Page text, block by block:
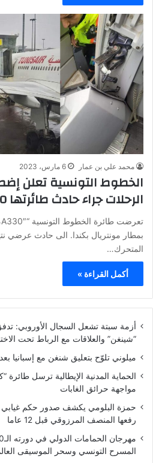
محمد علي بن عمار 6 مارس، 2023
الخطوط التونسية تعلن
الرحلات جراء حادث طائرتها A330 بمونريال
بمطار مونتريال بكندا. الى حادث عرضي
المتحرك…
أكمل القراءة »
أزمة سبتة تشعل السجال الأوروبي:
“شينغن” والعلاقات مع الرباط تحت
ميلوني تلوّح بتعليق شنغن مع إسبانيا
الحماية المدنية الإيطالية ترسل طائرة
مواجهة حرائق الغابات
حمزة البلومي يكشف صدور حكم
رفعها المنصف المرزوقي قبل 12 عاما
المسرح التونسي وسحر الموسيقى